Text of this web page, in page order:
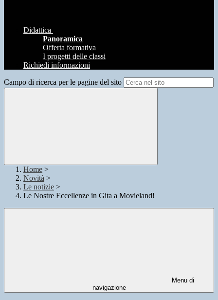
Didattica
Panoramica
Offerta formativa
I progetti delle classi
Richiedi informazioni
Campo di ricerca per le pagine del sito
Home >
Novità >
Le notizie >
Le Nostre Eccellenze in Gita a Movieland!
Menu di
navigazione